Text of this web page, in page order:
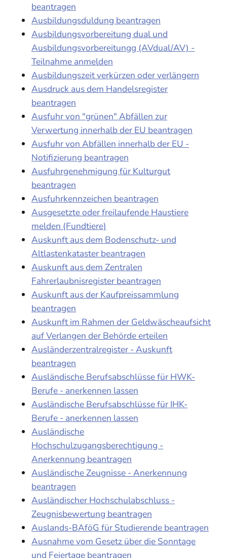
beantragen
Ausbildungsduldung beantragen
Ausbildungsvorbereitung dual und
Ausbildungsvorbereitungg (AVdual/AV) -
Teilnahme anmelden
Ausbildungszeit verkürzen oder verlängern
Ausdruck aus dem Handelsregister
beantragen
Ausfuhr von "grünen" Abfällen zur
Verwertung innerhalb der EU beantragen
Ausfuhr von Abfällen innerhalb der EU -
Notifizierung beantragen
Ausfuhrgenehmigung für Kulturgut
beantragen
Ausfuhrkennzeichen beantragen
Ausgesetzte oder freilaufende Haustiere
melden (Fundtiere)
Auskunft aus dem Bodenschutz- und
Altlastenkataster beantragen
Auskunft aus dem Zentralen
Fahrerlaubnisregister beantragen
Auskunft aus der Kaufpreissammlung
beantragen
Auskunft im Rahmen der Geldwäscheaufsicht
auf Verlangen der Behörde erteilen
Ausländerzentralregister - Auskunft
beantragen
Ausländische Berufsabschlüsse für HWK-
Berufe - anerkennen lassen
Ausländische Berufsabschlüsse für IHK-
Berufe - anerkennen lassen
Ausländische
Hochschulzugangsberechtigung -
Anerkennung beantragen
Ausländische Zeugnisse - Anerkennung
beantragen
Ausländischer Hochschulabschluss -
Zeugnisbewertung beantragen
Auslands-BAföG für Studierende beantragen
Ausnahme vom Gesetz über die Sonntage
und Feiertage beantragen